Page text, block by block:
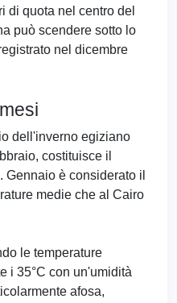
di quota nel centro del
può scendere sotto lo
nel dicembre
dell'inverno egiziano
costituisce il
è considerato il
medie che al Cairo
le temperature
i 35°C con un'umidità
afosa,